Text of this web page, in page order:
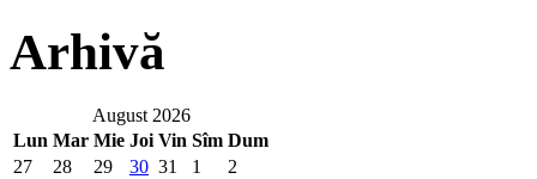
Arhivă
August 2026
Lun Mar Mie Joi Vin Sîm Dum
27
28 29 30 31 1
2